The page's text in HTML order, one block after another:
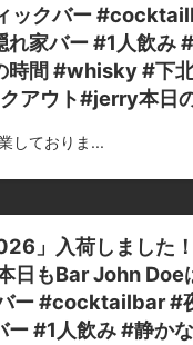
クバー
家バー #1人飲み
時間 #whisky #下
アウト#jerry本日
しておりま...
」入荷しました
日もBar John
#cocktailbar #
#1人飲み #静か